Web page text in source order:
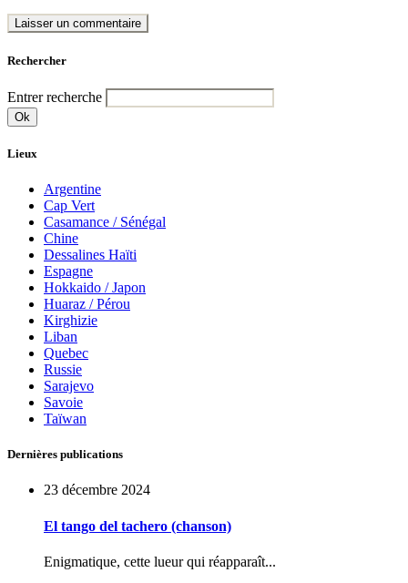
Rechercher
Entrer recherche
Ok
Lieux
Argentine
Cap Vert
Casamance / Sénégal
Chine
Dessalines Haïti
Espagne
Hokkaido / Japon
Huaraz / Pérou
Kirghizie
Liban
Quebec
Russie
Sarajevo
Savoie
Taïwan
Dernières publications
23 décembre 2024
El tango del tachero (chanson)
Enigmatique, cette lueur qui réapparaît...